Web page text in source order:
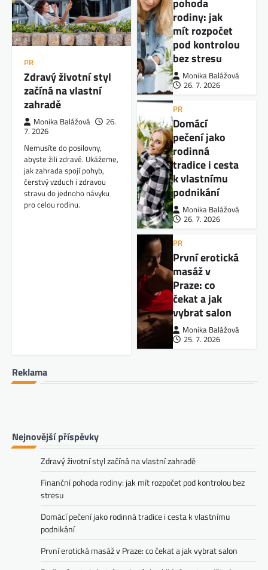
PR
Zdravý životní styl
začíná na vlastní
zahradě
Monika Balážová
26.
7. 2026
Nemusíte do posilovny,
abyste žili zdravě. Ukážeme,
jak zahrada spojí pohyb,
čerstvý vzduch i zdravou
stravu do jednoho návyku
pro celou rodinu.
pohoda
rodiny: jak
mít rozpočet
pod kontrolou
bez stresu
Monika Balážová
26. 7. 2026
PR
Domácí
pečení jako
rodinná
tradice i cesta
k vlastnímu
podnikání
Monika Balážová
26. 7. 2026
PR
První erotická
masáž v
Praze: co
čekat a jak
vybrat salon
Monika Balážová
25. 7. 2026
Reklama
Nejnovější příspěvky
Zdravý životní styl začíná na vlastní zahradě
Finanční pohoda rodiny: jak mít rozpočet pod kontrolou bez
stresu
Domácí pečení jako rodinná tradice i cesta k vlastnímu
podnikání
První erotická masáž v Praze: co čekat a jak vybrat salon